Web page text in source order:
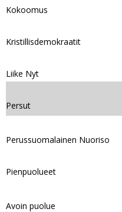
Kokoomus
Kristillisdemokraatit
Liike Nyt
Persut
Perussuomalainen Nuoriso
Pienpuolueet
Avoin puolue